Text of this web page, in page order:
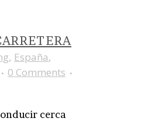
, España,
0 Comments
cerca